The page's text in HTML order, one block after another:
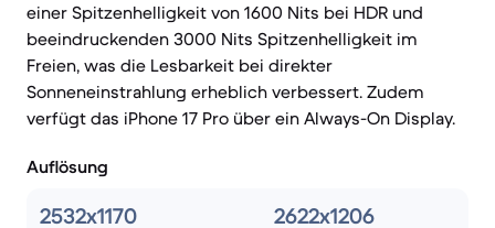
einer Spitzenhelligkeit von 1600 Nits bei HDR und
beeindruckenden 3000 Nits Spitzenhelligkeit im
Freien, was die Lesbarkeit bei direkter
Sonneneinstrahlung erheblich verbessert. Zudem
verfügt das iPhone 17 Pro über ein Always-On Display.
Auflösung
2532x1170 2622x1206